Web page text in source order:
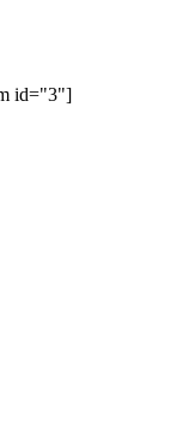
id="3"]